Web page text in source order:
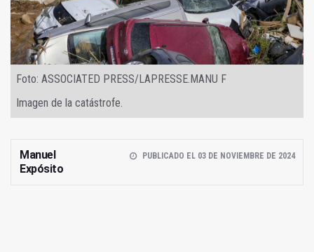
Foto: ASSOCIATED PRESS/LAPRESSE.MANU F
Imagen de la catástrofe.
Manuel
Expósito
PUBLICADO EL 03 DE NOVIEMBRE DE 2024